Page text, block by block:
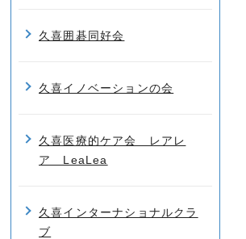
久喜囲碁同好会
久喜イノベーションの会
久喜医療的ケア会 レアレ
ア LeaLea
久喜インターナショナルクラ
ブ